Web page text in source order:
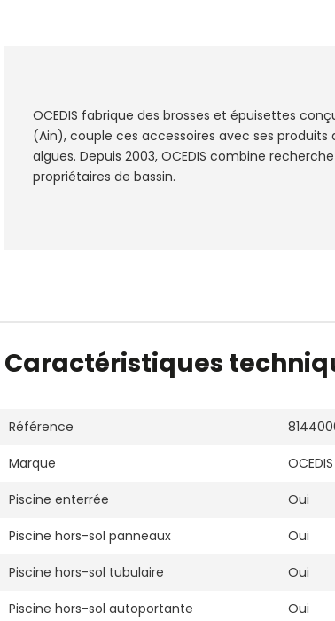
OCEDIS fabrique des brosses et épuisettes
(Ain), couple ces accessoires avec ses
algues. Depuis 2003, OCEDIS combine
propriétaires de bassin.
Caractéristiques
Référence
Marque OCEDIS
Piscine enterrée Oui
Piscine hors-sol panneaux Oui
Piscine hors-sol tubulaire Oui
Piscine hors-sol autoportante Oui